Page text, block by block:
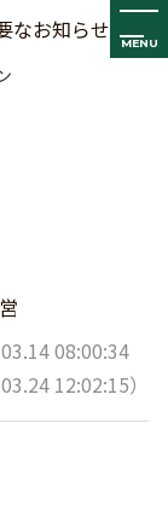
なお知らせ MENU
08:00:34
12:02:15）